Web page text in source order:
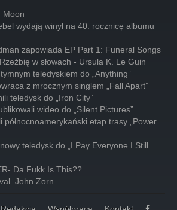
Moon
wydają winyl na 40. rocznicę albumu
zapowiada EP Part 1: Funeral Songs
w słowach - Ursula K. Le Guin
teledyskiem do „Anything”
z mrocznym singlem „Fall Apart”
teledysk do „Iron City”
wideo do „Silent Pictures”
północnoamerykański etap trasy „Power
teledysk do „I Pay Everyone I Still
Da Fukk Is This??
John Zorn